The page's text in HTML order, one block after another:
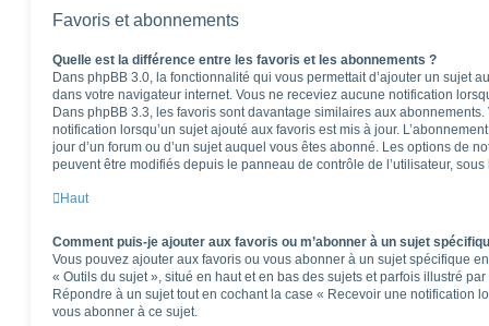
Favoris et abonnements
Quelle est la différence entre les favoris et les abonnements ?
Dans phpBB 3.0, la fonctionnalité qui vous permettait d’ajouter un sujet
dans votre navigateur internet. Vous ne receviez aucune notification
Dans phpBB 3.3, les favoris sont davantage similaires aux
notification lorsqu’un sujet ajouté aux favoris est mis à jour.
jour d’un forum ou d’un sujet auquel vous êtes abonné. Les options de
peuvent être modifiés depuis le panneau de contrôle de l’utilisateur,
Haut
Comment puis-je ajouter aux favoris ou m’abonner à un sujet
Vous pouvez ajouter aux favoris ou vous abonner à un sujet spécifique
« Outils du sujet », situé en haut et en bas des sujets et parfois illustré
Répondre à un sujet tout en cochant la case « Recevoir une notification
vous abonner à ce sujet.